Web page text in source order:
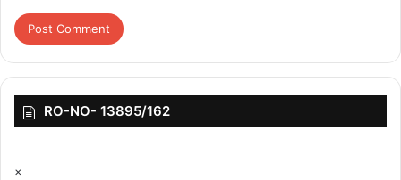
कांग्रेस हाईकमान के साथ सिद्धारमैया और डीके शिवकुमार की मीटिंग हुई. इस
उच्च-स्तरीय बैठकों के दौरान कैबिनेट के लिए जिन नामों पर मुहर लगी है, उनके
आधार पर लगभग 13 मंत्री बनाए जा सकते हैं. सिद्धारमैया और डीके शिवकुमार के
रामलिंगा रेड्डी, केबी गौड़ा, यूटी खादर, एमपी पाटिल, सतीश जारकीहोली, प्रियंका
खड़गे, यतींद्र और केएच मुनियप्पा की बेटी रूपा श्रीधर जैसे नामों को कैबिनेट में
RO-NO- 13895/162
×